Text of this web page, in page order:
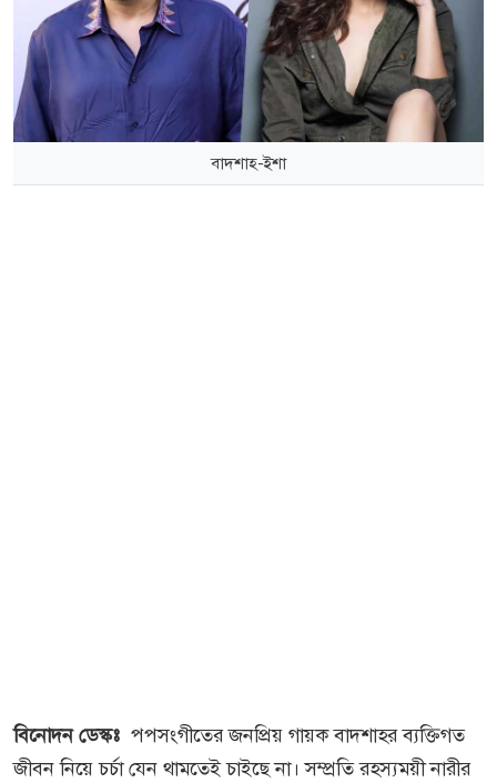
বাদশাহ-ইশা
বিনোদন ডেস্কঃ পপসংগীতের জনপ্রিয় গায়ক বাদশাহর ব্যক্তিগত
জীবন নিয়ে চর্চা যেন থামতেই চাইছে না। সম্প্রতি রহস্যময়ী নারীর